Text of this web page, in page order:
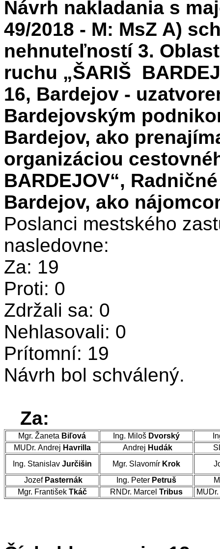
Návrh nakladania s
49/2018 - M: MsZ A)
nehnuteľností 3.
ruchu „ŠARIŠ
16, Bardejov -
Bardejovským
Bardejov, ako
organizáciou
BARDEJOV“,
Bardejov, ako
Poslanci mestského
nasledovne:
Za: 19
Proti: 0
Zdržali sa: 0
Nehlasovali: 0
Prítomní: 19
Návrh bol schválený.
Za:
Mgr. Žaneta Biľová Ing. Miloš Dvorský
MUDr. Andrej Havrilla Andrej Hudák
Ing. Stanislav Jurčišin Mgr. Slavomír Krok
Jozef Pasternák Ing. Peter Petruš
Mgr. František Tkáč RNDr. Marcel Tribus